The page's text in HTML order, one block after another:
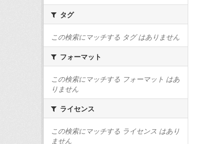
タグ
この検索にマッチする タグ はありません
フォーマット
この検索にマッチする フォーマット はあ
りません
ライセンス
この検索にマッチする ライセンス はあり
ません